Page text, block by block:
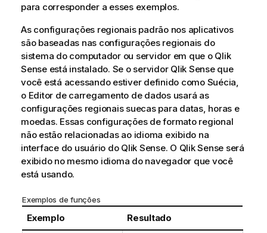
para corresponder a esses exemplos.
As configurações regionais padrão nos aplicativos
são baseadas nas configurações regionais do
sistema do computador ou servidor em que o Qlik
Senseestá instalado. Se o servidor Qlik Senseque
você está acessando estiver definido como Suécia,
o Editor de carregamento de dados usará as
configurações regionais suecas para datas, horas e
moedas. Essas configurações de formato regional
não estão relacionadas ao idioma exibido na
interface do usuário do Qlik Sense. O Qlik Sense será
exibido no mesmo idioma do navegador que você
está usando.
Exemplos de funções
Exemplo Resultado